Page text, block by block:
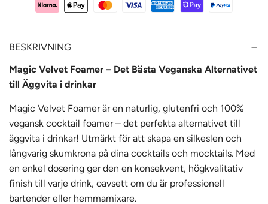
BESKRIVNING
Magic Velvet Foamer – Det Bästa Veganska Alternativet
till Äggvita i drinkar
Magic Velvet Foamer är en naturlig, glutenfri och 100%
vegansk cocktail foamer – det perfekta alternativet till
äggvita i drinkar! Utmärkt för att skapa en silkeslen och
långvarig skumkrona på dina cocktails och mocktails. Med
en enkel dosering ger den en konsekvent, högkvalitativ
finish till varje drink, oavsett om du är professionell
bartender eller hemmamixare.